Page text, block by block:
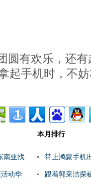
圆有欢乐，还有
起手机时，不
南亚找
动华
本月排行
带上鸿蒙手机
跟着郭采洁探